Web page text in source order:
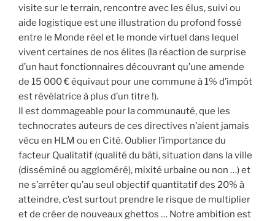
visite sur le terrain, rencontre avec les élus, suivi ou
aide logistique est une illustration du profond fossé
entre le Monde réel et le monde virtuel dans lequel
vivent certaines de nos élites (la réaction de surprise
d’un haut fonctionnaires découvrant qu’une amende
de 15 000 € équivaut pour une commune à 1% d’impôt
est révélatrice à plus d’un titre !).
Il est dommageable pour la communauté, que les
technocrates auteurs de ces directives n’aient jamais
vécu en HLM ou en Cité. Oublier l’importance du
facteur Qualitatif (qualité du bâti, situation dans la ville
(disséminé ou aggloméré), mixité urbaine ou non …) et
ne s’arrêter qu’au seul objectif quantitatif des 20% à
atteindre, c’est surtout prendre le risque de multiplier
et de créer de nouveaux ghettos … Notre ambition est